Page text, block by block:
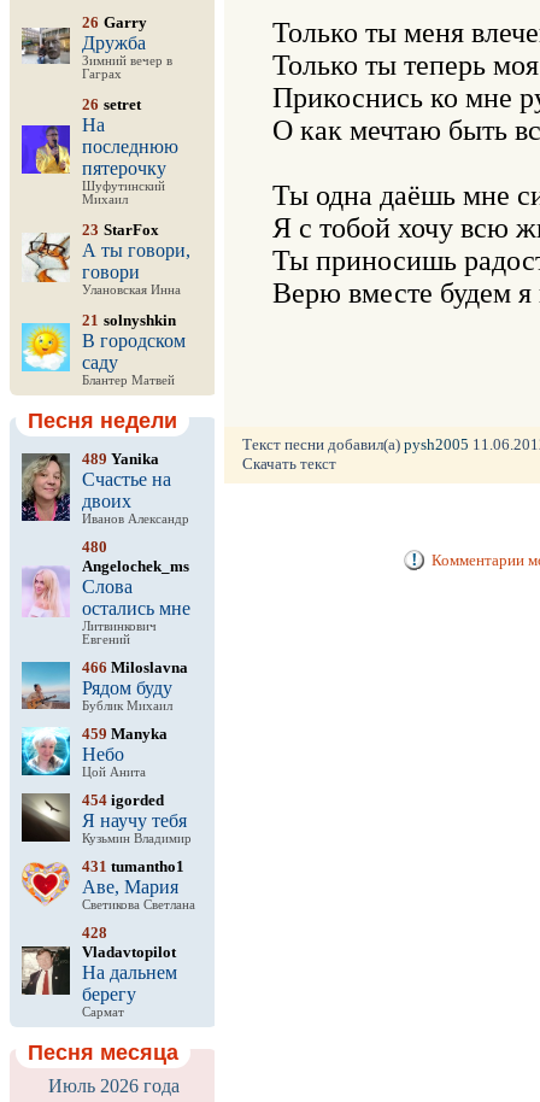
26 Garry
Дружба
Зимний вечер в
Гаграх
26 setret
На
последнюю
пятерочку
Шуфутинский
Михаил
23 StarFox
А ты говори,
говори
Улановская Инна
21 solnyshkin
В городском
саду
Блантер Матвей
Песня недели
489 Yanika
Счастье на
двоих
Иванов Александр
480
Angelochek_ms
Слова
остались мне
Литвинкович
Евгений
466 Miloslavna
Рядом буду
Бублик Михаил
459 Manyka
Небо
Цой Анита
454 igorded
Я научу тебя
Кузьмин Владимир
431 tumantho1
Аве, Мария
Светикова Светлана
428
Vladavtopilot
На дальнем
берегу
Сармат
Песня месяца
Июль 2026 года
Только ты меня
Только ты теперь
Прикоснись ко мне
О как мечтаю быть
Ты одна даёшь мне
Я с тобой хочу всю
Ты приносишь
Верю вместе будем я
Текст песни добавил(а) pysh2005
Скачать текст
Комментарии